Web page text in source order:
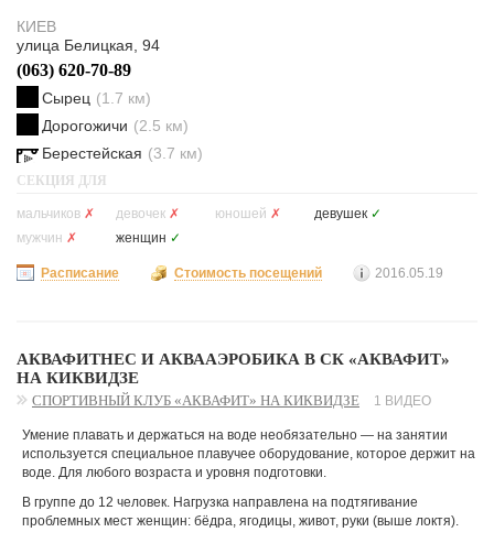
КИЕВ
улица Белицкая, 94
(063) 620-70-89
Сырец (1.7 км)
Дорогожичи (2.5 км)
Берестейская (3.7 км)
СЕКЦИЯ ДЛЯ
мальчиков ✗ девочек ✗ юношей ✗ девушек ✓
мужчин ✗ женщин ✓
Расписание Стоимость посещений 2016.05.19
АКВАФИТНЕС И АКВААЭРОБИКА В СК «АКВАФИТ»
НА КИКВИДЗЕ
СПОРТИВНЫЙ КЛУБ «АКВАФИТ» НА КИКВИДЗЕ 1 ВИДЕО
Умение плавать и держаться на воде необязательно — на занятии
используется специальное плавучее оборудование, которое держит на
воде. Для любого возраста и уровня подготовки.
В группе до 12 человек. Нагрузка направлена на подтягивание
проблемных мест женщин: бёдра, ягодицы, живот, руки (выше локтя).